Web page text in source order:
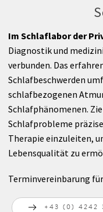
Arztsuche
Gynäkologie
Orthopädie
Anästhesie
Über Uns
Videos
Anreise
Im Schlaflabor der
Diagnostik und
verbunden. Das
Schlafbeschwerden
schlafbezogenen
Schlafphänomenen.
Schlafprobleme
Therapie einzuleiten,
Lebensqualität zu
Terminvereinbarung
+43 (0) 4242